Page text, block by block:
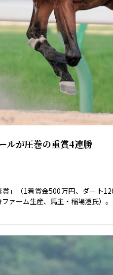
ルが圧巻の重賞4連勝
」（1着賞金500万円、ダート
ァーム生産、馬主・稲場澄氏）。